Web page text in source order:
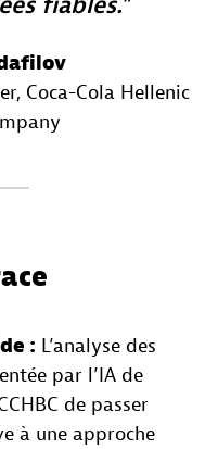
, Coca-Cola Hellenic
: L’analyse des
par l’IA de
de passer
à une approche